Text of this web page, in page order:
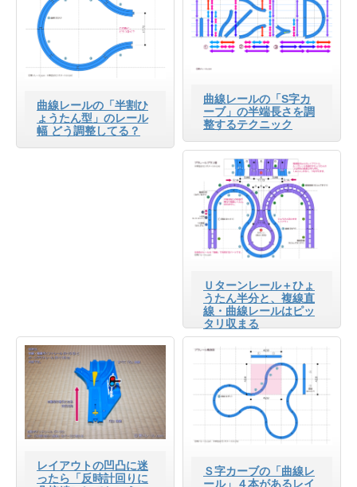
曲線レールの「半割ひ
ょうたん型」のレール
幅 どう調整してる？
曲線レールの「S字カ
ーブ」の半端長さを調
整するテクニック
Ｕターンレール＋ひょ
うたん半分と、複線直
線・曲線レールはピッ
タリ収まる
レイアウトの凹凸に迷
ったら「反時計回りに
Ｓ字カーブの「曲線レ
ール」４本があるレイ